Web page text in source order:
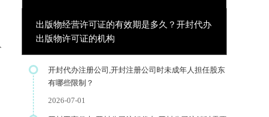
出版物经营许可证的有效期是多久？开封代办
出版物许可证的机构
开封代办注册公司,开封注册公司时未成年人担任股东
有哪些限制？
2026-07-01